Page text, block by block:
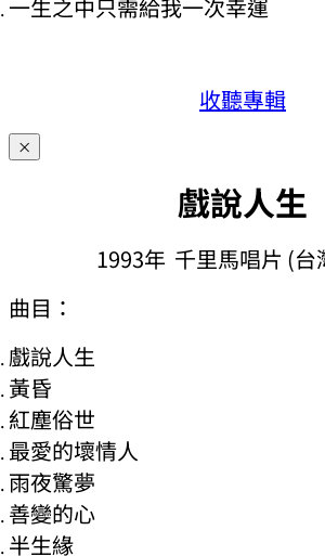
一生之中只需給我一次幸運
收聽專輯
×
戲說人生
1993年 千里馬唱片 (台
曲目：
戲說人生
黃昏
紅塵俗世
最愛的壞情人
雨夜驚夢
善變的心
半生緣